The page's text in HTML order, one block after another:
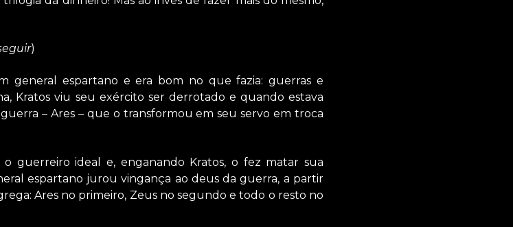
)
general espartano e era bom no que fazia: guerras e
Kratos viu seu exército ser derrotado e quando estava
– Ares – que o transformou em seu servo em troca
guerreiro ideal e, enganando Kratos, o fez matar sua
espartano jurou vingança ao deus da guerra, a partir
Ares no primeiro, Zeus no segundo e todo o resto no